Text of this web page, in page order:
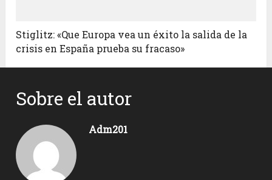
Stiglitz: «Que Europa vea un éxito la salida de la
crisis en España prueba su fracaso»
Sobre el autor
Adm201